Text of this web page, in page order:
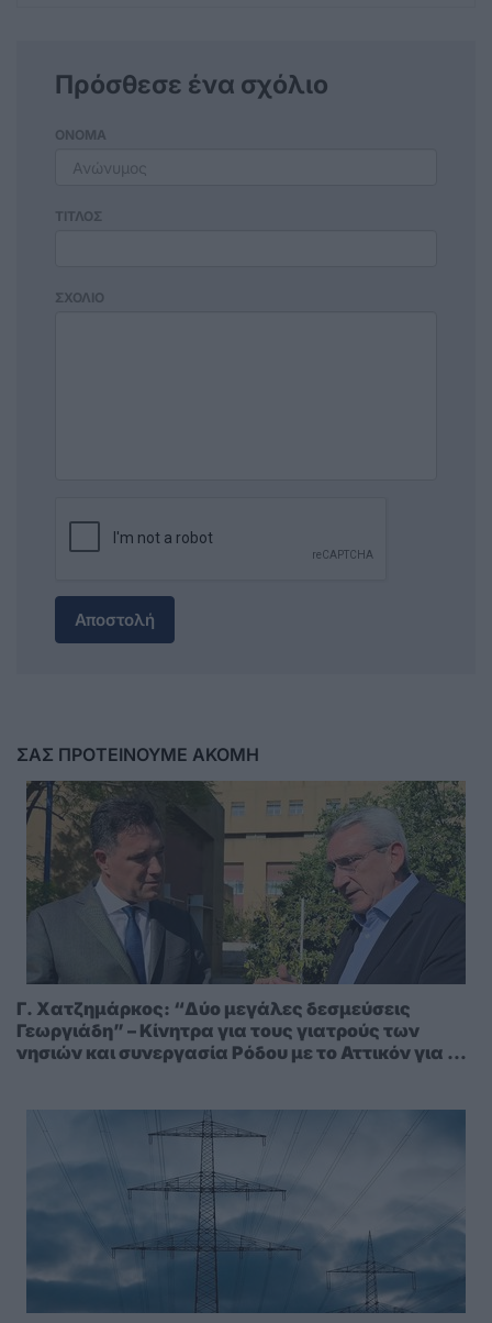
Πρόσθεσε ένα σχόλιο
ΟΝΟΜΑ
ΤΙΤΛΟΣ
ΣΧΟΛΙΟ
Αποστολή
ΣΑΣ ΠΡΟΤΕΙΝΟΥΜΕ ΑΚΟΜΗ
Γ. Χατζημάρκος: “Δύο μεγάλες δεσμεύσεις
Γεωργιάδη” – Κίνητρα για τους γιατρούς των
νησιών και συνεργασία Ρόδου με το Αττικόν για το